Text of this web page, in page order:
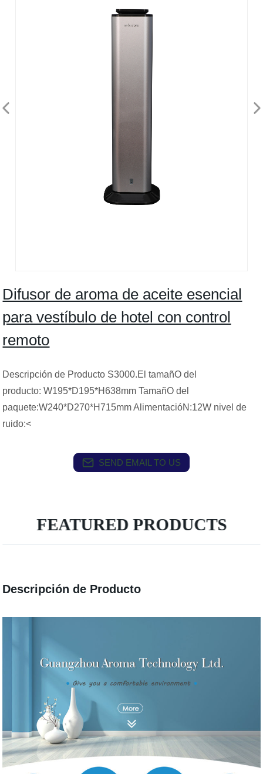
Difusor de aroma de aceite esencial
para vestíbulo de hotel con control
remoto
Descripción de Producto S3000.El tamañO del
producto: W195*D195*H638mm TamañO del
paquete:W240*D270*H715mm AlimentacióN:12W nivel de
ruido:<
SEND EMAIL TO US
FEATURED PRODUCTS
Descripción de Producto